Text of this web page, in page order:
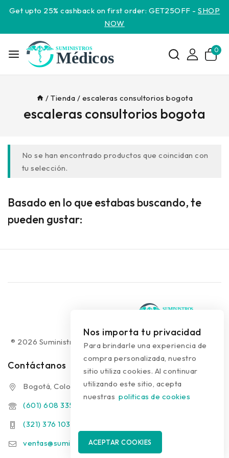
Get upto 25% cashback on first order: GET25OFF -SHOP
NOW
0
/ Tienda / escaleras consultorios bogota
escaleras consultorios bogota
No se han encontrado productos que coincidan con
tu selección.
Basado en lo que estabas buscando, te
pueden gustar:
® 2026 Suministros Médicos Diseño web: colguía.com.co
Contáctanos
Bogotá, Colombia
(601) 608 3354
(321) 376 1031 - (313) 289 9910
ventas@suministrosmedicos.co
Nos importa tu privacidad
Para brindarle una experiencia de
compra personalizada, nuestro
sitio utiliza cookies. Al continuar
utilizando este sitio, acepta
nuestras politicas de cookies
ACEPTAR COOKIES